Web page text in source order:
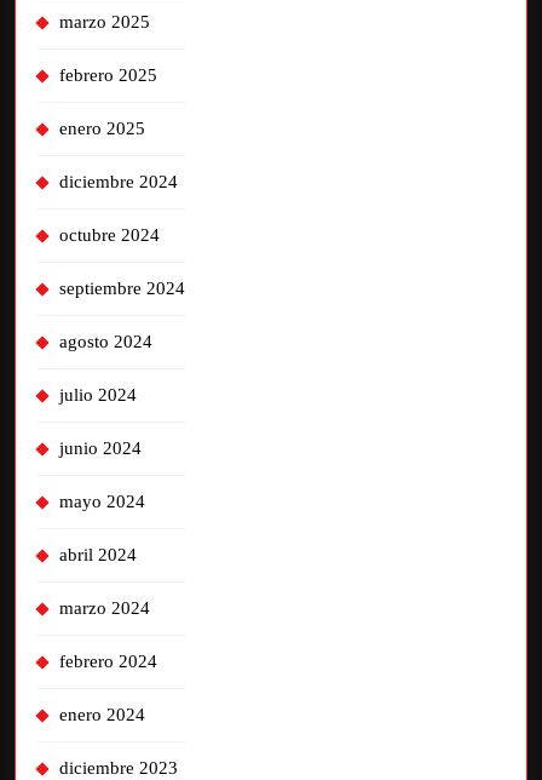
marzo 2025
febrero 2025
enero 2025
diciembre 2024
octubre 2024
septiembre 2024
agosto 2024
julio 2024
junio 2024
mayo 2024
abril 2024
marzo 2024
febrero 2024
enero 2024
diciembre 2023